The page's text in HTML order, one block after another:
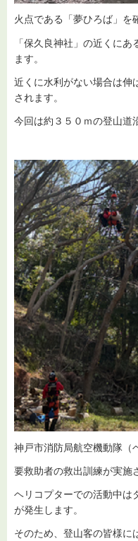
火点である「夢ひろば」を
「保久良神社」の近くに
ます。
近くに水利がない場合は伸
されます。
今回は約３５０ｍの登山道
神戸市消防局航空機動隊（
要救助者の救出訓練が実施
ヘリコプターでの活動中は
が発生します。
そのため、登山客の皆様に